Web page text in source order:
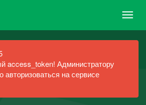
access_token! Администратору
на сервисе